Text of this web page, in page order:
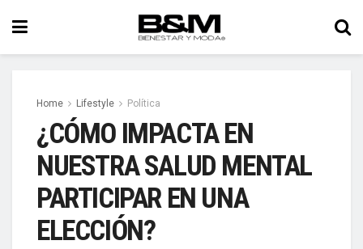
Home Lifestyle Política
¿CÓMO IMPACTA EN
NUESTRA SALUD MENTAL
PARTICIPAR EN UNA
ELECCIÓN?